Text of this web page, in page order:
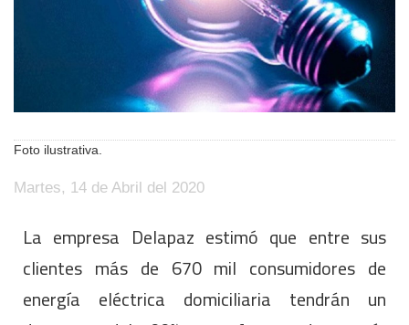
Foto ilustrativa.
Martes, 14 de Abril del 2020
La empresa Delapaz estimó que entre sus
clientes más de 670 mil consumidores de
energía eléctrica domiciliaria tendrán un